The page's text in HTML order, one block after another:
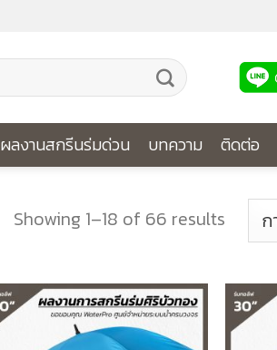
ผลงานสกรีนร่มด่วน บทความ ติดต่อ
Showing 1–18 of 66 results